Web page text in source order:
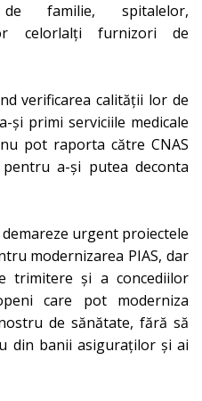
familie, spitalelor,
celorlalți furnizori de
verificarea calității lor de
și primi serviciile medicale
pot raporta către CNAS
a-și putea deconta
urgent proiectele
modernizarea PIAS, dar
trimitere și a concediilor
care pot moderniza
de sănătate, fără să
din banii asiguraților și ai